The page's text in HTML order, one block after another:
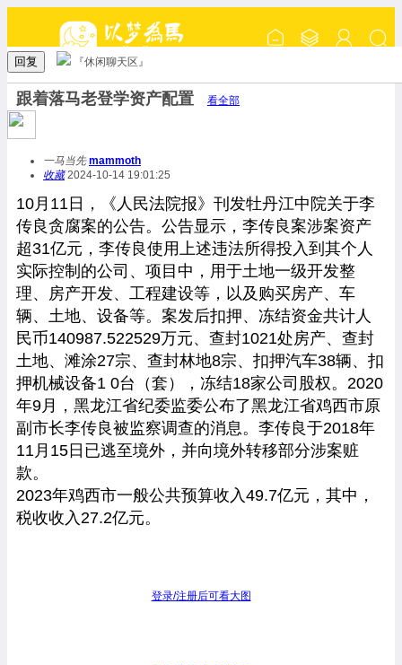
回复 『休闲聊天区』
跟着落马老登学资产配置 看全部
一马当先 mammoth
收藏2024-10-14 19:01:25
10月11日，《人民法院报》刊发牡丹江中院关于李
传良贪腐案的公告。公告显示，李传良案涉案资产
超31亿元，李传良使用上述违法所得投入到其个人
实际控制的公司、项目中，用于土地一级开发整
理、房产开发、工程建设等，以及购买房产、车
辆、土地、设备等。案发后扣押、冻结资金共计人
民币140987.522529万元、查封1021处房产、查封
土地、滩涂27宗、查封林地8宗、扣押汽车38辆、扣
押机械设备1 0台（套），冻结18家公司股权。2020
年9月，黑龙江省纪委监委公布了黑龙江省鸡西市原
副市长李传良被监察调查的消息。李传良于2018年
11月15日已逃至境外，并向境外转移部分涉案赃
款。
2023年鸡西市一般公共预算收入49.7亿元，其中，
税收收入27.2亿元。
登录/注册后可看大图